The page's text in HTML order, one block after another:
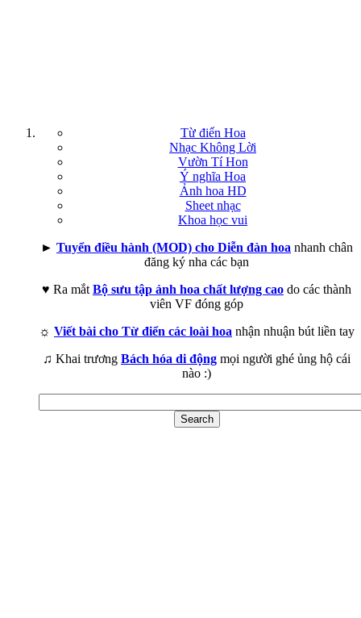
Từ điển Hoa
Nhạc Không Lời
Vườn Tí Hon
Ý nghĩa Hoa
Ảnh hoa HD
Sheet nhạc
Khoa học vui
► Tuyển điều hành (MOD) cho Diễn đàn hoa nhanh chân
đăng ký nha các bạn
♥ Ra mắt Bộ sưu tập ảnh hoa chất lượng cao do các thành
viên VF đóng góp
☼ Viết bài cho Từ điển các loài hoa nhận nhuận bút liền tay
♫ Khai trương Bách hóa di động mọi người ghé ủng hộ cái
nào :)